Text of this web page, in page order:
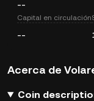
--
Capital en circulación
--
Acerca de
Coin